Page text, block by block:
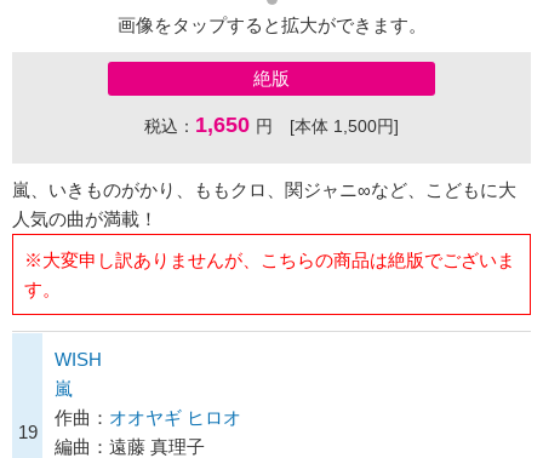
画像をタップすると拡大ができます。
絶版
税込： 1,650 円 [本体 1,500円]
嵐、いきものがかり、ももクロ、関ジャニ∞など、こどもに大
人気の曲が満載！
※大変申し訳ありませんが、こちらの商品は絶版でございま
す。
19
WISH
嵐
作曲： オオヤギ ヒロオ
編曲：遠藤 真理子